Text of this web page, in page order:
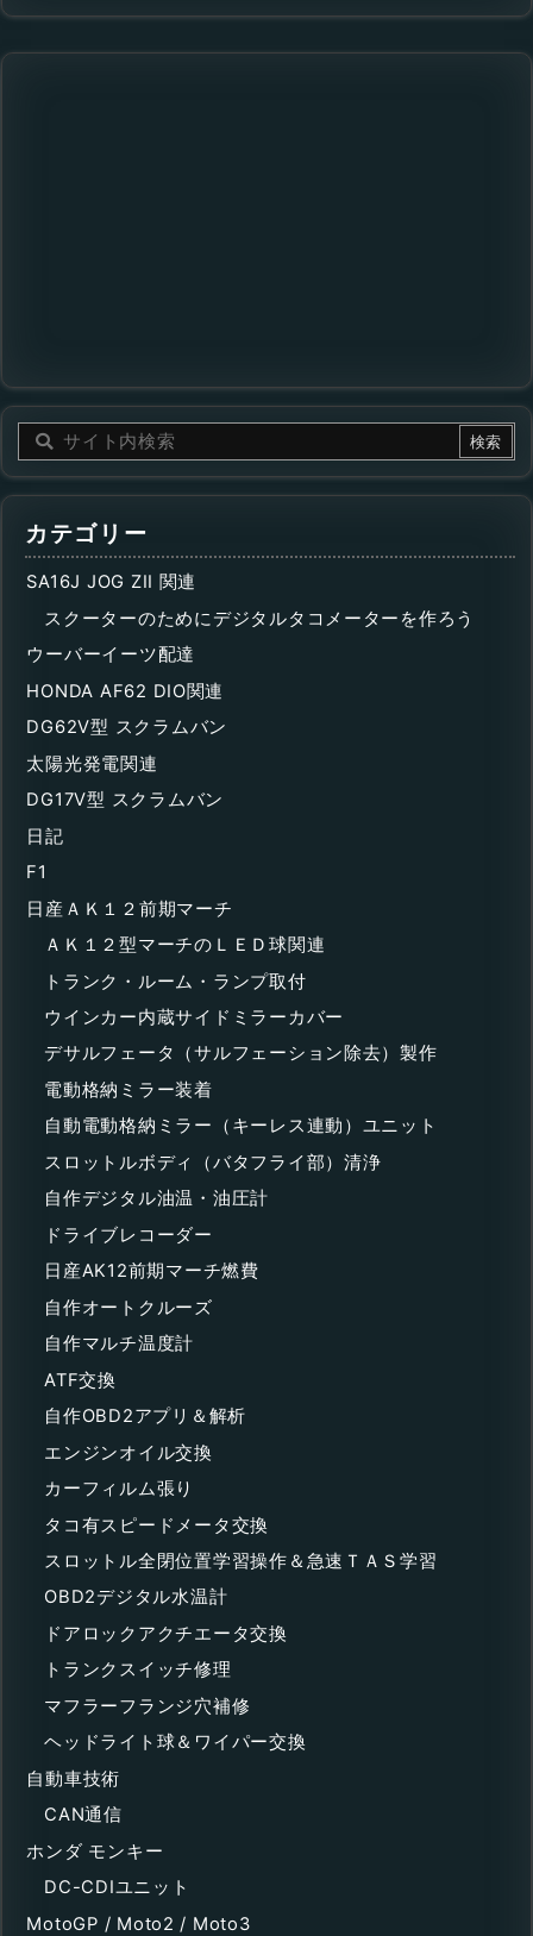
カテゴリー
SA16J JOG ZII 関連
スクーターのためにデジタルタコメーターを作ろう
ウーバーイーツ配達
HONDA AF62 DIO関連
DG62V型 スクラムバン
太陽光発電関連
DG17V型 スクラムバン
日記
F1
日産ＡＫ１２前期マーチ
ＡＫ１２型マーチのＬＥＤ球関連
トランク・ルーム・ランプ取付
ウインカー内蔵サイドミラーカバー
デサルフェータ（サルフェーション除去）製作
電動格納ミラー装着
自動電動格納ミラー（キーレス連動）ユニット
スロットルボディ（バタフライ部）清浄
自作デジタル油温・油圧計
ドライブレコーダー
日産AK12前期マーチ燃費
自作オートクルーズ
自作マルチ温度計
ATF交換
自作OBD2アプリ＆解析
エンジンオイル交換
カーフィルム張り
タコ有スピードメータ交換
スロットル全閉位置学習操作＆急速ＴＡＳ学習
OBD2デジタル水温計
ドアロックアクチエータ交換
トランクスイッチ修理
マフラーフランジ穴補修
ヘッドライト球＆ワイパー交換
自動車技術
CAN通信
ホンダ モンキー
DC-CDIユニット
MotoGP / Moto2 / Moto3